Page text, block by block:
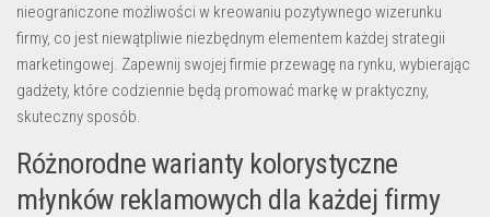
nieograniczone możliwości w kreowaniu pozytywnego wizerunku
firmy, co jest niewątpliwie niezbędnym elementem każdej strategii
marketingowej. Zapewnij swojej firmie przewagę na rynku, wybierając
gadżety, które codziennie będą promować markę w praktyczny,
skuteczny sposób.
Różnorodne warianty kolorystyczne
młynków reklamowych dla każdej firmy